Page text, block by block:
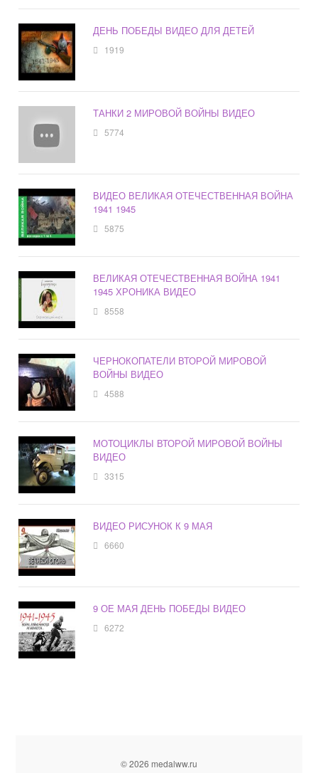
ДЕНЬ ПОБЕДЫ ВИДЕО ДЛЯ ДЕТЕЙ
1919
ТАНКИ 2 МИРОВОЙ ВОЙНЫ ВИДЕО
5774
ВИДЕО ВЕЛИКАЯ ОТЕЧЕСТВЕННАЯ ВОЙНА
1941 1945
5875
ВЕЛИКАЯ ОТЕЧЕСТВЕННАЯ ВОЙНА 1941
1945 ХРОНИКА ВИДЕО
8558
ЧЕРНОКОПАТЕЛИ ВТОРОЙ МИРОВОЙ
ВОЙНЫ ВИДЕО
4588
МОТОЦИКЛЫ ВТОРОЙ МИРОВОЙ ВОЙНЫ
ВИДЕО
3315
ВИДЕО РИСУНОК К 9 МАЯ
6660
9 ОЕ МАЯ ДЕНЬ ПОБЕДЫ ВИДЕО
6272
© 2026 medalww.ru